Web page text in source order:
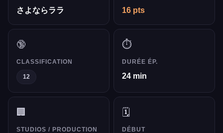
さよならララ 16 pts
🔞
CLASSIFICATION
12
⏱️
DURÉE ÉP.
24 min
🏢
STUDIOS / PRODUCTION
🗓️
DÉBUT